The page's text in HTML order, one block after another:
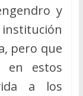
y
pero que
en estos
a los